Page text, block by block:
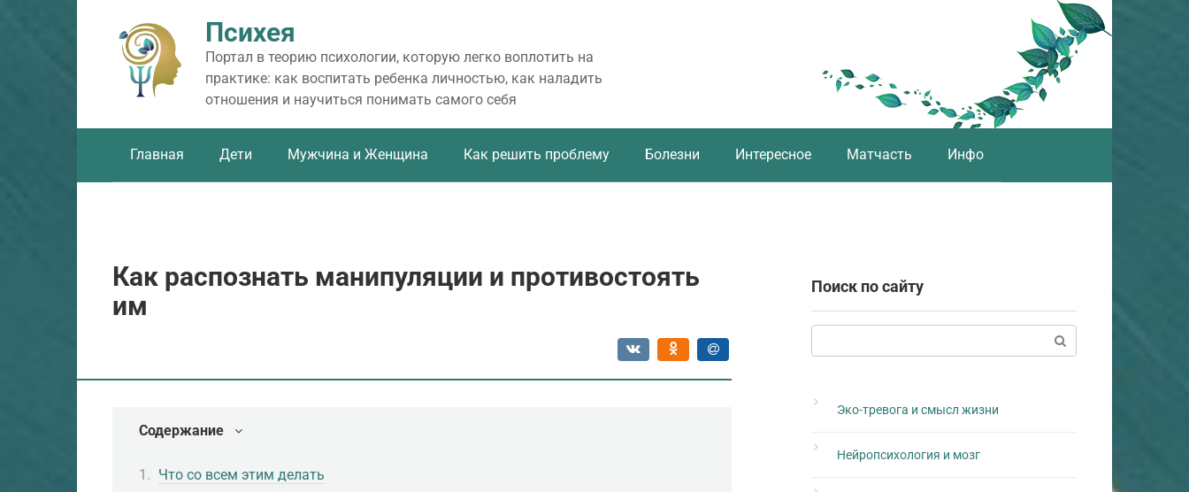
Психея
Портал в теорию психологии, которую легко воплотить на
практике: как воспитать ребенка личностью, как наладить
отношения и научиться понимать самого себя
Главная Дети Мужчина и Женщина Как решить проблему Болезни Интересное Матчасть Инфо
Как распознать манипуляции и противостоять
им
Содержание
Что со всем этим делать
Поиск по сайту
Эко-тревога и смысл жизни
Нейропсихология и мозг